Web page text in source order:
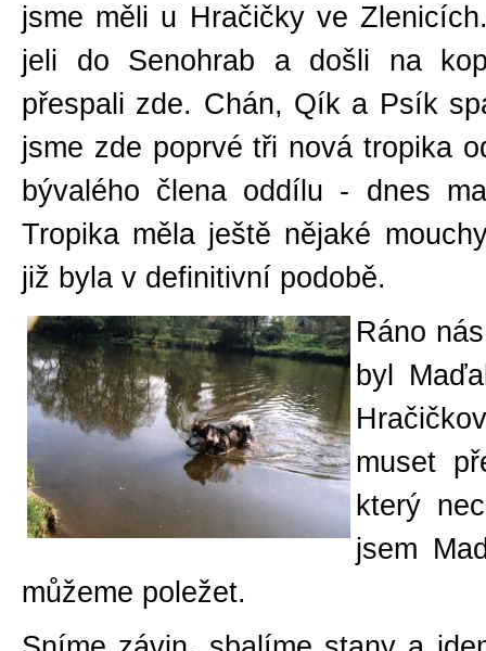
jsme měli u Hračičky ve
jeli do Senohrab a došli na
přespali zde. Chán, Qík a Psík
jsme zde poprvé tři nová tropika
bývalého člena oddílu - dnes
Tropika měla ještě nějaké
již byla v definitivní podobě.
Ráno
byl
muset
který
jsem
můžeme poležet.